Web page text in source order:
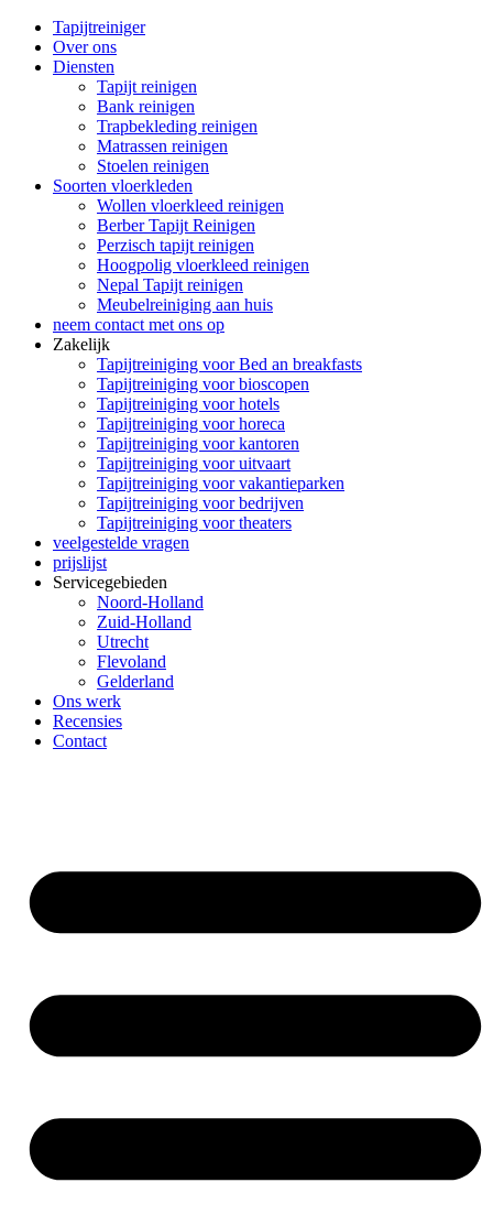
Tapijtreiniger
Over ons
Diensten
Tapijt reinigen
Bank reinigen
Trapbekleding reinigen
Matrassen reinigen
Stoelen reinigen
Soorten vloerkleden
Wollen vloerkleed reinigen
Berber Tapijt Reinigen
Perzisch tapijt reinigen
Hoogpolig vloerkleed reinigen
Nepal Tapijt reinigen
Meubelreiniging aan huis
neem contact met ons op
Zakelijk
Tapijtreiniging voor Bed an breakfasts
Tapijtreiniging voor bioscopen
Tapijtreiniging voor hotels
Tapijtreiniging voor horeca
Tapijtreiniging voor kantoren
Tapijtreiniging voor uitvaart
Tapijtreiniging voor vakantieparken
Tapijtreiniging voor bedrijven
Tapijtreiniging voor theaters
veelgestelde vragen
prijslijst
Servicegebieden
Noord-Holland
Zuid-Holland
Utrecht
Flevoland
Gelderland
Ons werk
Recensies
Contact